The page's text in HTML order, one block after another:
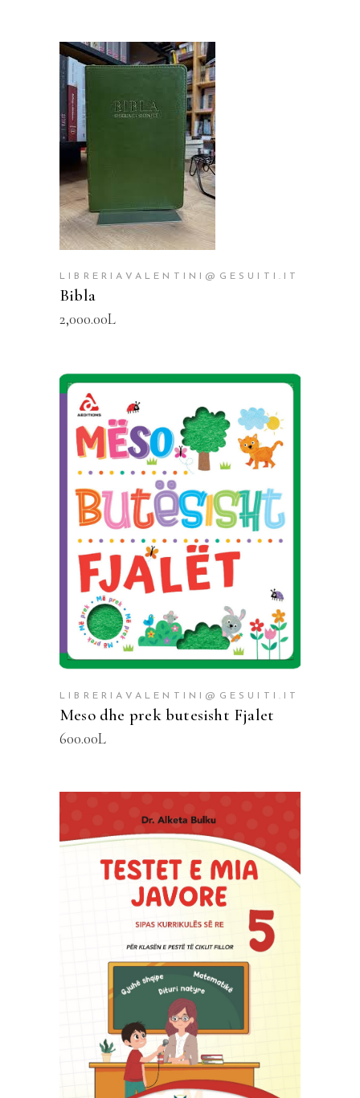
SHTOJE NË SHPORTË
LIBRERIAVALENTINI@GESUITI.IT
Bibla
2,000.00L
SHTOJE NË SHPORTË
LIBRERIAVALENTINI@GESUITI.IT
Meso dhe prek butesisht Fjalet
600.00L
SHTOJE NË SHPORTË